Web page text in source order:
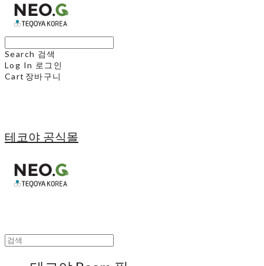
Search 검색
Log In 로그인
Cart 장바구니
테코야 공식몰